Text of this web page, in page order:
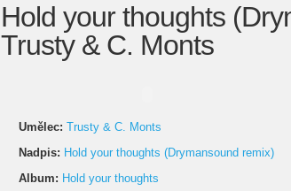
Hold your thoughts
Trusty & C. Monts
Umělec: Trusty & C. Monts
Nadpis: Hold your thoughts (Drymansound remix)
Album: Hold your thoughts